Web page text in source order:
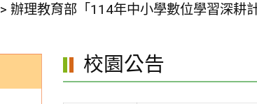
>辦理教育部「114年中小學數位學習深耕
校園公告